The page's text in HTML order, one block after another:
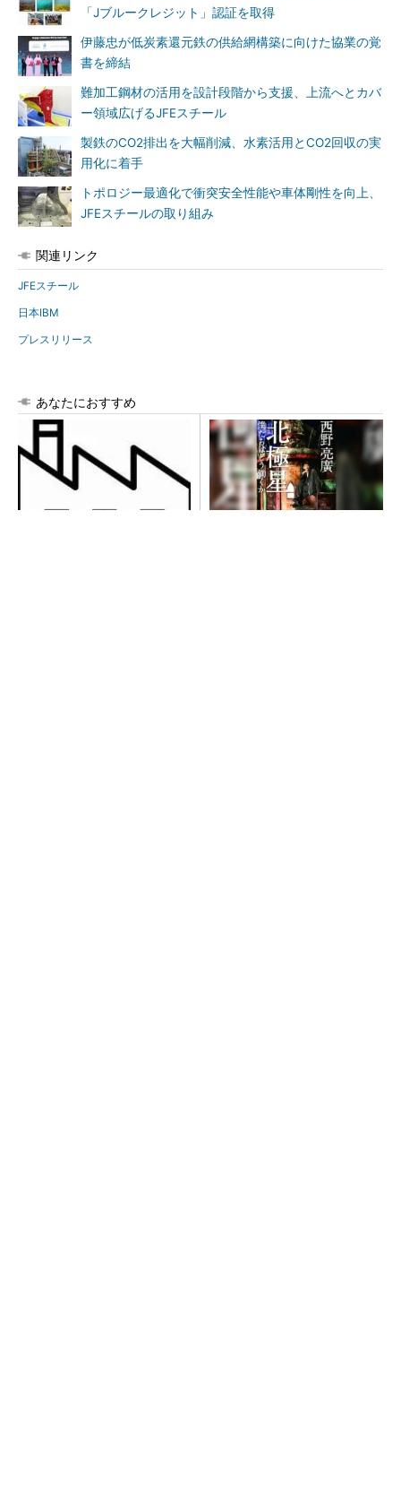
「Jブルークレジット」認証を取得
伊藤忠が低炭素還元鉄の供給網構築に向けた協業の覚
書を締結
難加工鋼材の活用を設計段階から支援、上流へとカバ
ー領域広げるJFEスチール
製鉄のCO2排出を大幅削減、水素活用とCO2回収の実
用化に着手
トポロジー最適化で衝突安全性能や車体剛性を向上、
JFEスチールの取り組み
関連リンク
JFEスチール
日本IBM
プレスリリース
あなたにおすすめ